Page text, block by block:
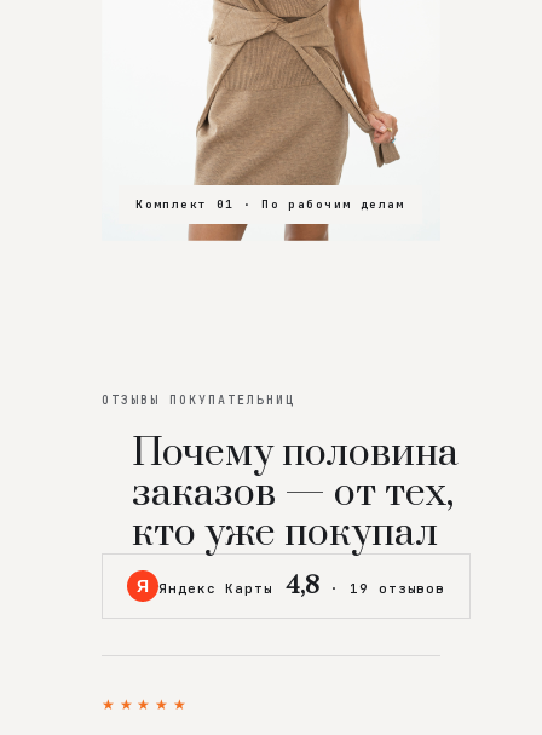
Комплект 01 · По рабочим делам
Комплект 02 · В зал
Комплект 03 · На особенный вечер
ОТЗЫВЫ ПОКУПАТЕЛЬНИЦ
Почему половина
заказов — от тех,
кто уже покупал
Я Яндекс Карты 4,8 · 19 отзывов
★★★★★